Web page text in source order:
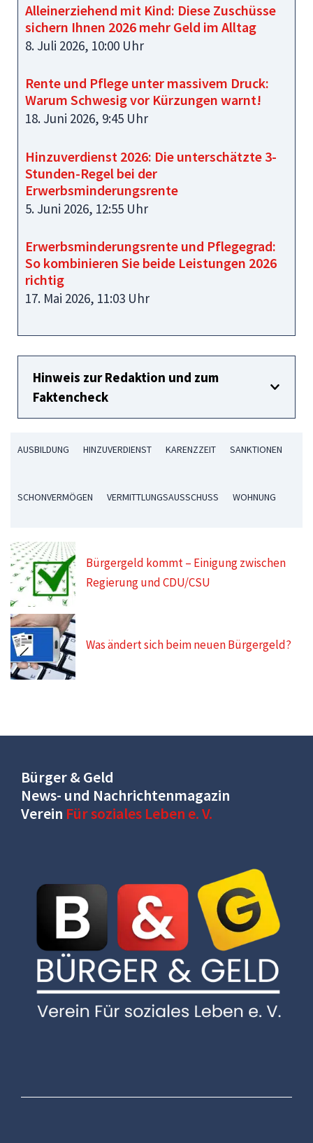
Alleinerziehend mit Kind: Diese Zuschüsse
sichern Ihnen 2026 mehr Geld im Alltag
8. Juli 2026, 10:00 Uhr
Rente und Pflege unter massivem Druck:
Warum Schwesig vor Kürzungen warnt!
18. Juni 2026, 9:45 Uhr
Hinzuverdienst 2026: Die unterschätzte 3-
Stunden-Regel bei der
Erwerbsminderungsrente
5. Juni 2026, 12:55 Uhr
Erwerbsminderungsrente und Pflegegrad:
So kombinieren Sie beide Leistungen 2026
richtig
17. Mai 2026, 11:03 Uhr
Hinweis zur Redaktion und zum
Faktencheck
AUSBILDUNG HINZUVERDIENST KARENZZEIT SANKTIONEN
SCHONVERMÖGEN VERMITTLUNGSAUSSCHUSS WOHNUNG
Bürgergeld kommt – Einigung zwischen
Regierung und CDU/CSU
Was ändert sich beim neuen Bürgergeld?
Bürger & Geld
News- und Nachrichtenmagazin
Verein Für soziales Leben e. V.